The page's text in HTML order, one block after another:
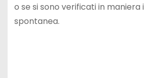
o se si sono verificati in
spontanea.